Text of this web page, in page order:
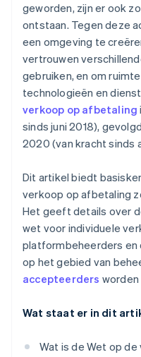
geworden, zijn er ook
ontstaan. Tegen deze
een omgeving te
vertrouwen
gebruiken, en om
technologieën en
verkoop op afbetaling
sinds juni 2018),
2020 (van kracht sinds
Dit artikel biedt
verkoop op afbetaling
Het geeft details over
wet voor individuele
platformbeheerders
op het gebied van
accepteerders
Wat staat er in dit
Wat is de Wet op